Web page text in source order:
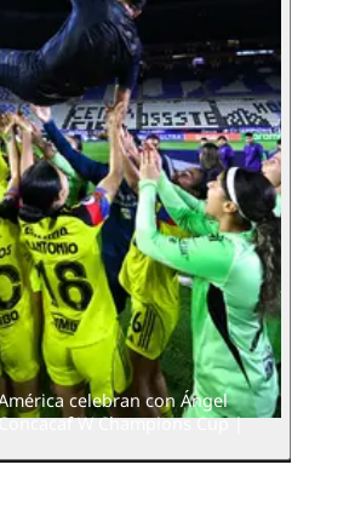
celebran con Ángel
W Champions Cup |